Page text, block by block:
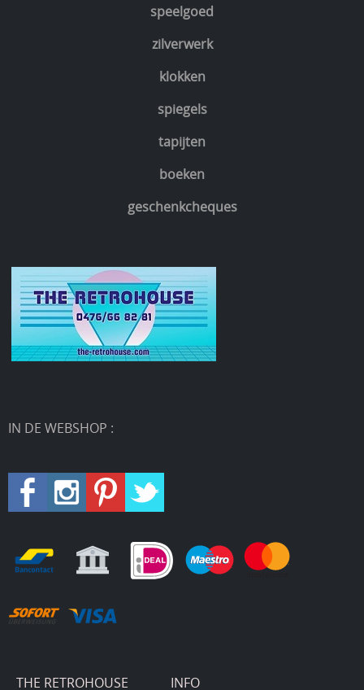
speelgoed
zilverwerk
klokken
spiegels
tapijten
boeken
geschenkcheques
IN DE WEBSHOP :
THE RETROHOUSE INFO